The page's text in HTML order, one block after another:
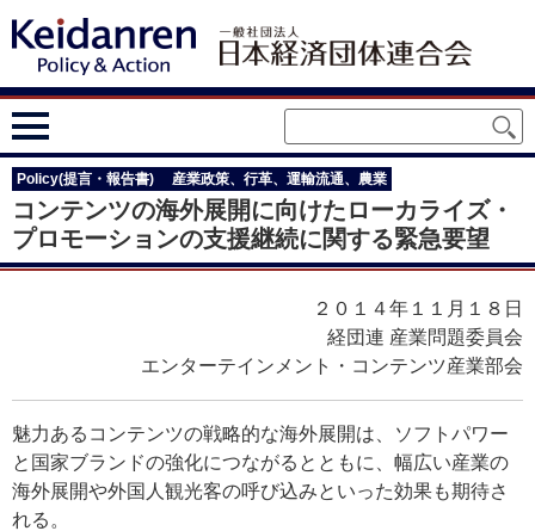
Policy(提言・報告書) 産業政策、行革、運輸流通、農業
コンテンツの海外展開に向けたローカライズ・
プロモーションの支援継続に関する緊急要望
２０１４年１１月１８日
経団連 産業問題委員会
エンターテインメント・コンテンツ産業部会
魅力あるコンテンツの戦略的な海外展開は、ソフトパワー
と国家ブランドの強化につながるとともに、幅広い産業の
海外展開や外国人観光客の呼び込みといった効果も期待さ
れる。